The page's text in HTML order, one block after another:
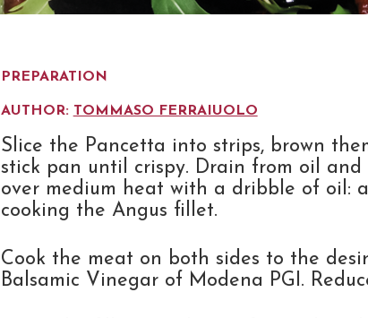
PREPARATION
AUTHOR: TOMMASO FERRAIUOLO
Slice the Pancetta into strips, brown
stick pan until crispy. Drain from oil
over medium heat with a dribble of oil:
cooking the Angus fillet.
Cook the meat on both sides to the
Balsamic Vinegar of Modena PGI.